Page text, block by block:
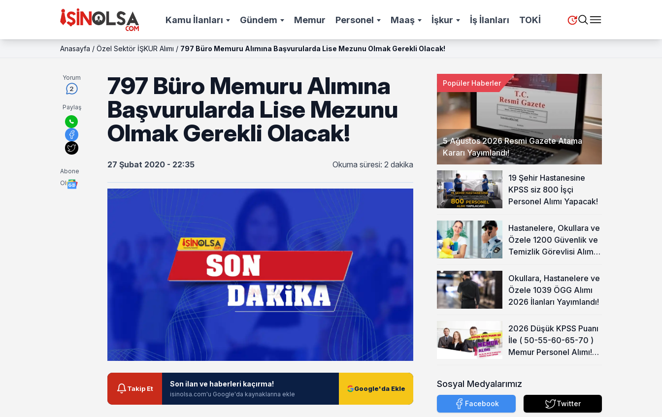
Kamu İlanları Gündem Memur Personel Maaş İşkur İş İlanları TOKİ
Anasayfa / Özel Sektör İŞKUR Alımı / 797 Büro Memuru Alımına Başvurularda Lise Mezunu Olmak Gerekli Olacak!
Yorum
2
Paylaş
Abone
Ol
797 Büro Memuru Alımına
Başvurularda Lise Mezunu
Olmak Gerekli Olacak!
27 Şubat 2020 - 22:35 Okuma süresi: 2 dakika
Takip Et
Son ilan ve haberleri kaçırma!
isinolsa.com'u Google'da kaynaklarına ekle
Google'da Ekle
5 Ağustos 2026 Resmi Gazete Atama
Kararı Yayımlandı!
Popüler Haberler
19 Şehir Hastanesine
KPSS siz 800 İşçi
Personel Alımı Yapacak!
Hastanelere, Okullara ve
Özele 1200 Güvenlik ve
Temizlik Görevlisi Alımı
Okullara, Hastanelere ve
Özele 1039 ÖGG Alımı
2026 İlanları Yayımlandı!
2026 Düşük KPSS Puanı
İle ( 50-55-60-65-70 )
Memur Personel Alımı!
Sosyal Medyalarımız
Facebook Twitter